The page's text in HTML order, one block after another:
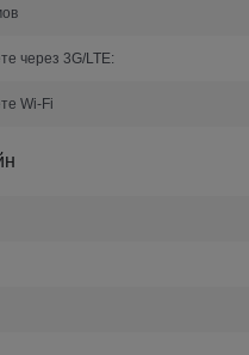
через 3G/LTE:
Wi-Fi